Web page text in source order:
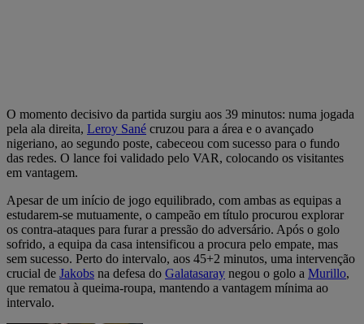
O momento decisivo da partida surgiu aos 39 minutos: numa jogada
pela ala direita, Leroy Sané cruzou para a área e o avançado
nigeriano, ao segundo poste, cabeceou com sucesso para o fundo
das redes. O lance foi validado pelo VAR, colocando os visitantes
em vantagem.
Apesar de um início de jogo equilibrado, com ambas as equipas a
estudarem-se mutuamente, o campeão em título procurou explorar
os contra-ataques para furar a pressão do adversário. Após o golo
sofrido, a equipa da casa intensificou a procura pelo empate, mas
sem sucesso. Perto do intervalo, aos 45+2 minutos, uma intervenção
crucial de Jakobs na defesa do Galatasaray negou o golo a Murillo,
que rematou à queima-roupa, mantendo a vantagem mínima ao
intervalo.